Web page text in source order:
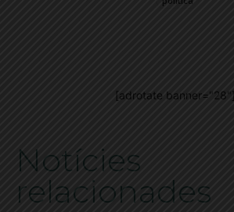
[adrotate banner="28"]
Notícies
relacionades